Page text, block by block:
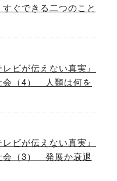
ぐできる二つのこと
ビが伝えない真実』
会（4） 人類は何を
ビが伝えない真実』
会（3） 発展か衰退